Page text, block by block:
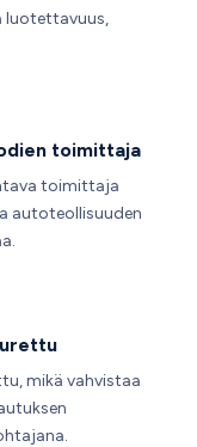
luotettavuus,
toimittaja
toimittaja
autoteollisuuden
mikä vahvistaa